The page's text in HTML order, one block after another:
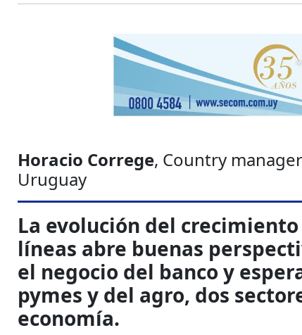
Horacio Correge, Country
Uruguay
La evolución del
líneas abre buenas
el negocio del banco y
pymes y del agro, dos
economía.